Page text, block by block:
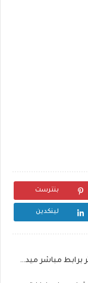
بنترست
لينكدين
تحميل لعبة Just Cause 3 جست كوز3 للكمبيوتر برابط مباشر ميديا فاير